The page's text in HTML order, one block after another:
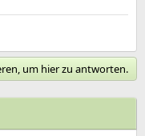
um hier zu antworten.